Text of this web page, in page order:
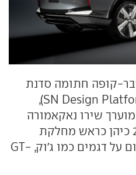
קופה חתומה סדנת
'SN דיזיין פלטפורם' (SN Design Platform),
שירו נאקאמורה
(Nakamura) – שעד 2017 כיהן כראש מחלקת
העיצוב בניסאן ומי שחתום על דגמים כמו ג'וק, GT-